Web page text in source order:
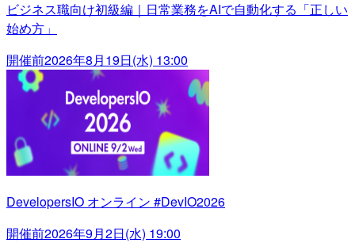
ビジネス職向け初級編｜日常業務をAIで自動化する「正しい
始め方」
開催前2026年8月19日(水) 13:00
DevelopersIO オンライン #DevIO2026
開催前2026年9月2日(水) 19:00